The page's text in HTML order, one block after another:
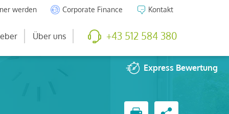
werden Corporate Finance Kontakt
Über uns +43 512 584 380
Express Bewertung